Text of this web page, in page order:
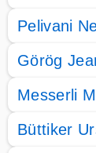
Pelivani
Görög
Messerli
Büttiker